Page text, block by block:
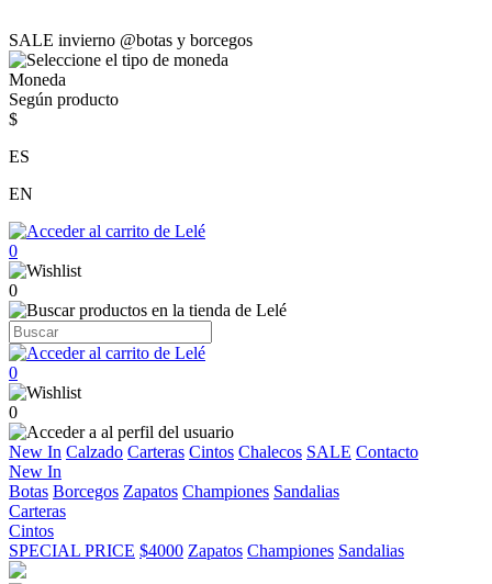
SALE invierno @botas y borcegos
Moneda
Según producto
$
ES
EN
0
0
0
0
New In Calzado Carteras Cintos Chalecos SALE Contacto
New In
Botas Borcegos Zapatos Championes Sandalias
Carteras
Cintos
SPECIAL PRICE $4000 Zapatos Championes Sandalias